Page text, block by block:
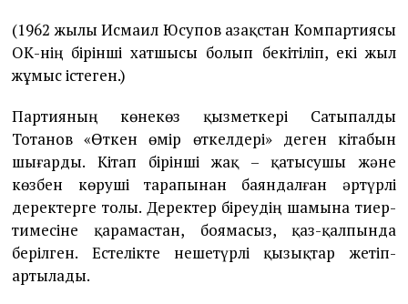
(1962 жылы Исмаил Юсупов Қазақстан Компартиясы
ОК-нің бірінші хатшысы болып бекітіліп, екі жыл
жұмыс істеген.)
Партияның көнекөз қызметкері Сатыпалды
Тотанов «Өткен өмір өткелдері» деген кітабын
шығарды. Кітап бірінші жақ – қатысушы және
көзбен көруші тарапынан баяндалған әртүрлі
деректерге толы. Деректер біреудің шамына тиер-
тимесіне қарамастан, боямасыз, қаз-қалпында
берілген. Естелікте нешетүрлі қызықтар жетіп-
артылады.